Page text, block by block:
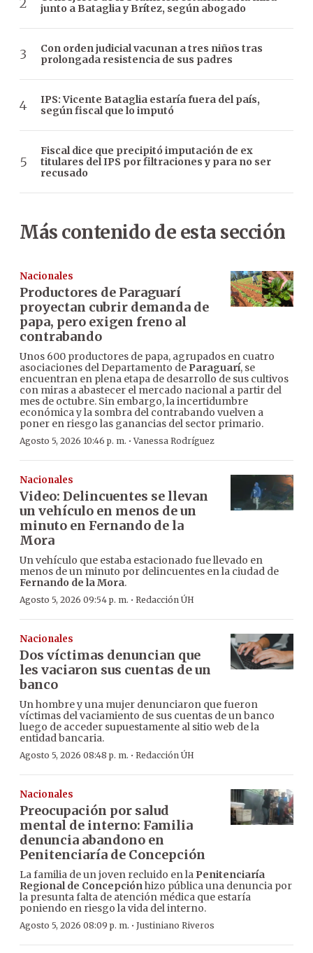
junto a Bataglia y Brítez, según abogado
Con orden judicial vacunan a tres niños tras
prolongada resistencia de sus padres
IPS: Vicente Bataglia estaría fuera del país,
según fiscal que lo imputó
Fiscal dice que precipitó imputación de ex
titulares del IPS por filtraciones y para no ser
recusado
Más contenido de esta sección
Nacionales
Productores de Paraguarí
proyectan cubrir demanda de
papa, pero exigen freno al
contrabando
Unos 600 productores de papa, agrupados en cuatro
asociaciones del Departamento de Paraguarí, se
encuentran en plena etapa de desarrollo de sus cultivos
con miras a abastecer el mercado nacional a partir del
mes de octubre. Sin embargo, la incertidumbre
económica y la sombra del contrabando vuelven a
poner en riesgo las ganancias del sector primario.
Agosto 5, 2026 10:46 p. m. ·Vanessa Rodríguez
Nacionales
Video: Delincuentes se llevan
un vehículo en menos de un
minuto en Fernando de la
Mora
Un vehículo que estaba estacionado fue llevado en
menos de un minuto por delincuentes en la ciudad de
Fernando de la Mora.
Agosto 5, 2026 09:54 p. m. · Redacción ÚH
Nacionales
Dos víctimas denuncian que
les vaciaron sus cuentas de un
banco
Un hombre y una mujer denunciaron que fueron
víctimas del vaciamiento de sus cuentas de un banco
luego de acceder supuestamente al sitio web de la
entidad bancaria.
Agosto 5, 2026 08:48 p. m. · Redacción ÚH
Nacionales
Preocupación por salud
mental de interno: Familia
denuncia abandono en
Penitenciaría de Concepción
La familia de un joven recluido en la Penitenciaría
Regional de Concepciónhizo pública una denuncia por
la presunta falta de atención médica que estaría
poniendo en riesgo la vida del interno.
Agosto 5, 2026 08:09 p. m. · Justiniano Riveros